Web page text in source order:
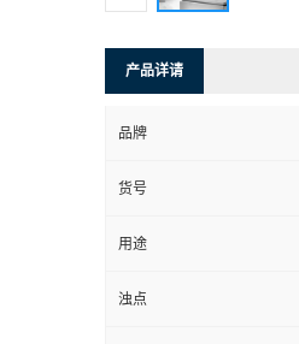
产品详请
品牌
货号
用途
浊点